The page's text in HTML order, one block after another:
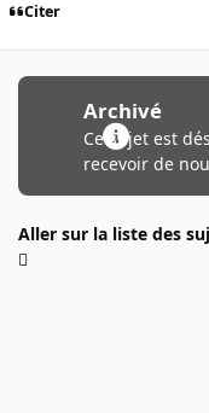
Citer
Archivé
Ce sujet est
recevoir de
Aller sur la liste des